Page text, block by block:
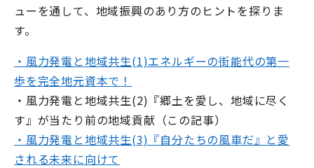
ューを通して、地域振興のあり方のヒントを探りま
す。
・風力発電と地域共生(1)エネルギーの街能代の第一
歩を完全地元資本で！
・風力発電と地域共生(2)『郷土を愛し、地域に尽く
す』が当たり前の地域貢献（この記事）
・風力発電と地域共生(3)『自分たちの風車だ』と愛
される未来に向けて